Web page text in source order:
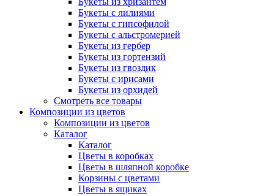
Букеты с лилиями
Букеты с гипсофилой
Букеты с альстромерией
Букеты из гербер
Букеты из гортензий
Букеты из гвоздик
Букеты с ирисами
Букеты из орхидей
Смотреть все товары
Композиции из цветов
Композиции из цветов
Каталог
Каталог
Цветы в коробках
Цветы в шляпной коробке
Корзины с цветами
Цветы в ящиках